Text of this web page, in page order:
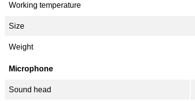
Working temperature
Size
Weight
Microphone
Sound head